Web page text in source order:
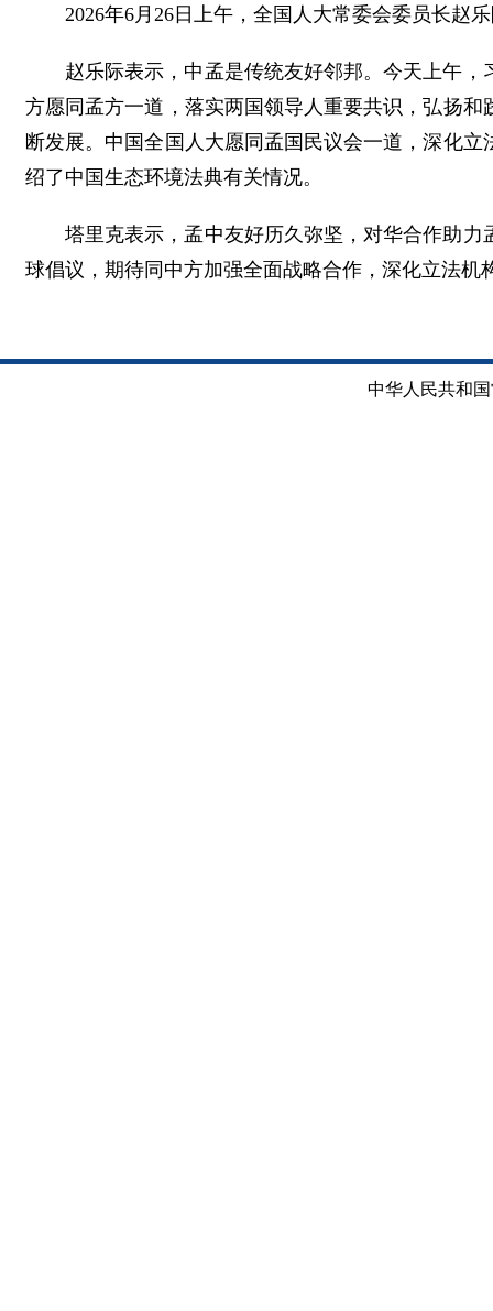
2026年6月26日上午，全国人大常委会委员长赵
赵乐际表示，中孟是传统友好邻邦。今天上午
方愿同孟方一道，落实两国领导人重要共识，弘扬
断发展。中国全国人大愿同孟国民议会一道，深化
绍了中国生态环境法典有关情况。
塔里克表示，孟中友好历久弥坚，对华合作助
球倡议，期待同中方加强全面战略合作，深化立法机
中华人民共和